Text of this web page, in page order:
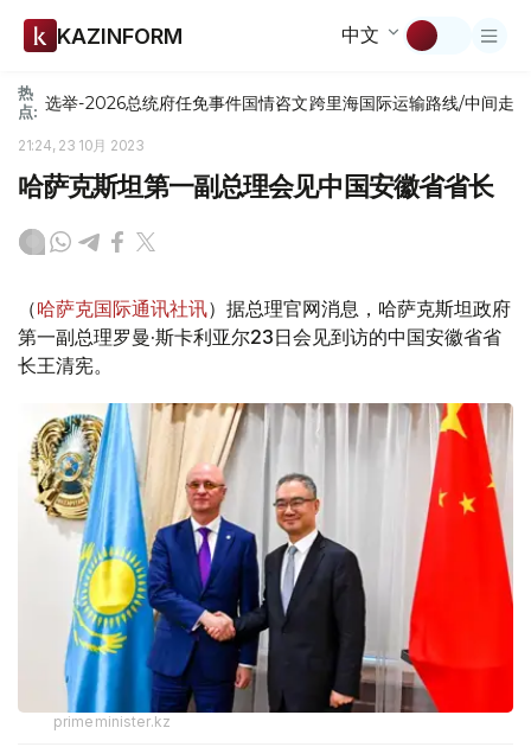
KAZINFORM 中文
热
点: 选举-2026总统府任免事件国情咨文跨里海国际运输路线/中间走廊
21:24, 23 10月 2023
哈萨克斯坦第一副总理会见中国安徽省省长
（哈萨克国际通讯社讯）据总理官网消息，哈萨克斯坦政府
第一副总理罗曼·斯卡利亚尔23日会见到访的中国安徽省省
长王清宪。
primeminister.kz